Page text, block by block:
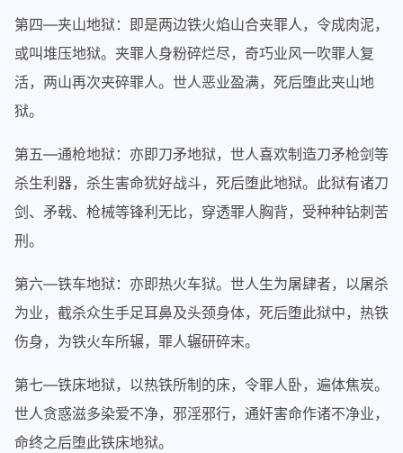
第四—夹山地狱：即是两边铁火焰山合夹罪人，令成肉泥，
或叫堆压地狱。夹罪人身粉碎烂尽，奇巧业风一吹罪人复
活，两山再次夹碎罪人。世人恶业盈满，死后堕此夹山地
狱。
第五—通枪地狱：亦即刀矛地狱，世人喜欢制造刀矛枪剑等
杀生利器，杀生害命犹好战斗，死后堕此地狱。此狱有诸刀
剑、矛戟、枪械等锋利无比，穿透罪人胸背，受种种钻刺苦
刑。
第六—铁车地狱：亦即热火车狱。世人生为屠肆者，以屠杀
为业，截杀众生手足耳鼻及头颈身体，死后堕此狱中，热铁
伤身，为铁火车所辗，罪人辗研碎末。
第七—铁床地狱，以热铁所制的床，令罪人卧，遍体焦炭。
世人贪惑滋多染爱不净，邪淫邪行，通奸害命作诸不净业，
命终之后堕此铁床地狱。